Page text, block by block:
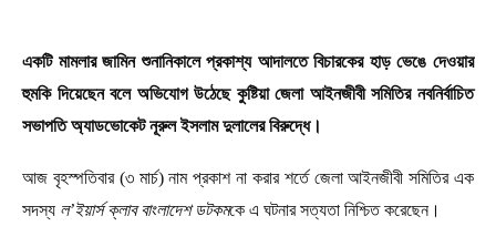
একটি মামলার জামিন শুনানিকালে প্রকাশ্য আদালতে বিচারকের হাড় ভেঙে দেওয়ার
হুমকি দিয়েছেন বলে অভিযোগ উঠেছে কুষ্টিয়া জেলা আইনজীবী সমিতির নবনির্বাচিত
সভাপতি অ্যাডভোকেট নূরুল ইসলাম দুলালের বিরুদ্ধে।
আজ বৃহস্পতিবার (৩ মার্চ) নাম প্রকাশ না করার শর্তে জেলা আইনজীবী সমিতির এক
সদস্য ল’ইয়ার্স ক্লাব বাংলাদেশ ডটকমকে এ ঘটনার সত্যতা নিশ্চিত করেছেন।